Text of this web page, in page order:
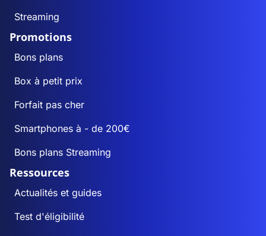
Streaming
Promotions
Bons plans
Box à petit prix
Forfait pas cher
Smartphones à - de 200€
Bons plans Streaming
Ressources
Actualités et guides
Test d'éligibilité